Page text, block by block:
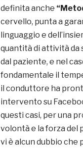
definita anche
cervello, punta a
linguaggio e
quantità di attività da
dal paziente, e nel
fondamentale il
il conduttore ha
intervento su
questi casi, per una
volontà e la forza del
vi è alcun dubbio che